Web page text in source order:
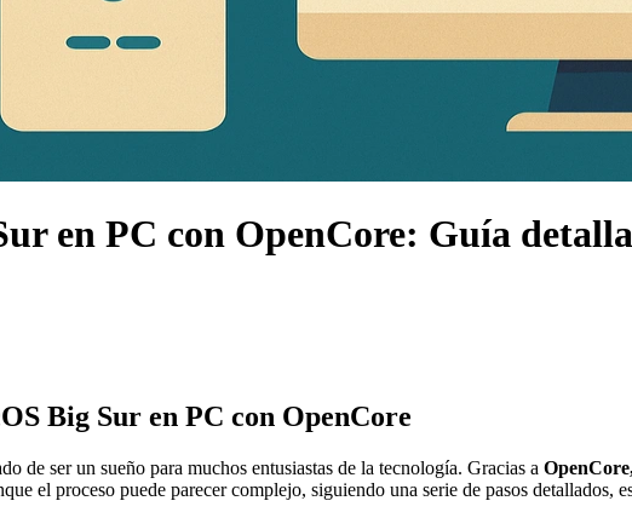
en PC con OpenCore: Guía
Big Sur en PC con OpenCore
de ser un sueño para muchos entusiastas de la tecnología. Gracias a
el proceso puede parecer complejo, siguiendo una serie de pasos detallados,